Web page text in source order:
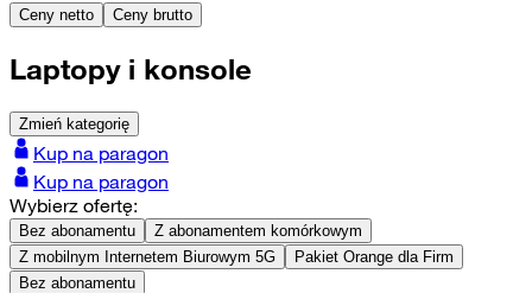
Ceny netto Ceny brutto
Laptopy i konsole
Zmień kategorię
Kup na paragon
Kup na paragon
Wybierz ofertę:
Bez abonamentu
Z abonamentem komórkowym
Z mobilnym Internetem Biurowym 5G
Pakiet Orange dla Firm
Bez abonamentu